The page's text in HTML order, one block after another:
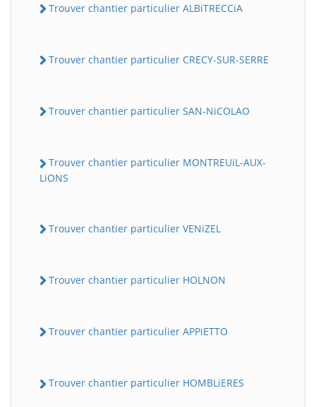
Trouver chantier particulier ALBiTRECCiA
Trouver chantier particulier CRECY-SUR-SERRE
Trouver chantier particulier SAN-NiCOLAO
Trouver chantier particulier MONTREUiL-AUX-
LiONS
Trouver chantier particulier VENiZEL
Trouver chantier particulier HOLNON
Trouver chantier particulier APPiETTO
Trouver chantier particulier HOMBLiERES